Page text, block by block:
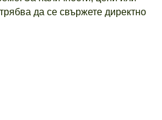
да се свържете директно